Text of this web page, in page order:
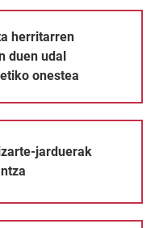
herritarren
duen udal
onestea
jarduerak